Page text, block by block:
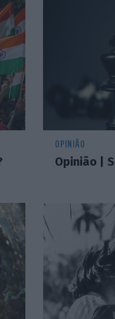
OPINIÃO
Opinião |